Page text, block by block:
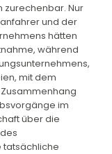
zurechenbar. Nur
und der
hätten
während
mit dem
im
über die
tatsächliche